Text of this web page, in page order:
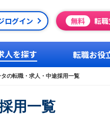
ログイン 無料 転
人を探す 転職お役
の転職・求人・中途採用一覧
用一覧